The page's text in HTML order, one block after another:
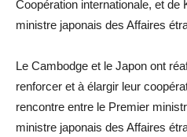
Coopération internationale, et
ministre japonais des Affaires
Le Cambodge et le Japon ont
renforcer et à élargir leur
rencontre entre le Premier
ministre japonais des Affaires